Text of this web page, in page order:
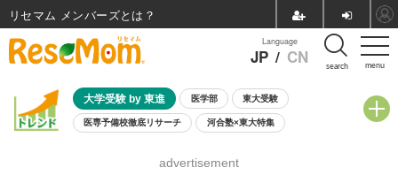
menu
Language
JP / CN search
大学受験 by 東進 医学部 東大受験
医専予備校徹底リサーチ 河合塾×東大特集
8月開催学校説明会・相談会
advertisement
リセマム メンバーズ